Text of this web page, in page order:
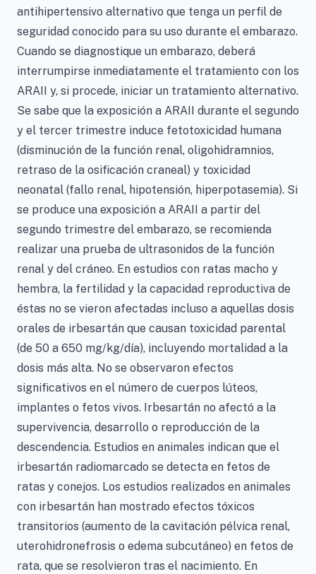
antihipertensivo alternativo que tenga un perfil de
seguridad conocido para su uso durante el embarazo.
Cuando se diagnostique un embarazo, deberá
interrumpirse inmediatamente el tratamiento con los
ARAII y, si procede, iniciar un tratamiento alternativo.
Se sabe que la exposición a ARAII durante el segundo
y el tercer trimestre induce fetotoxicidad humana
(disminución de la función renal, oligohidramnios,
retraso de la osificación craneal) y toxicidad
neonatal (fallo renal, hipotensión, hiperpotasemia). Si
se produce una exposición a ARAII a partir del
segundo trimestre del embarazo, se recomienda
realizar una prueba de ultrasonidos de la función
renal y del cráneo. En estudios con ratas macho y
hembra, la fertilidad y la capacidad reproductiva de
éstas no se vieron afectadas incluso a aquellas dosis
orales de irbesartán que causan toxicidad parental
(de 50 a 650 mg/kg/día), incluyendo mortalidad a la
dosis más alta. No se observaron efectos
significativos en el número de cuerpos lúteos,
implantes o fetos vivos. Irbesartán no afectó a la
supervivencia, desarrollo o reproducción de la
descendencia. Estudios en animales indican que el
irbesartán radiomarcado se detecta en fetos de
ratas y conejos. Los estudios realizados en animales
con irbesartán han mostrado efectos tóxicos
transitorios (aumento de la cavitación pélvica renal,
uterohidronefrosis o edema subcutáneo) en fetos de
rata, que se resolvieron tras el nacimiento. En